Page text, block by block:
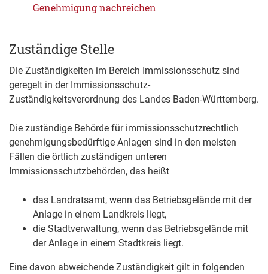
Genehmigung nachreichen
Zuständige Stelle
Die Zuständigkeiten im Bereich Immissionsschutz sind
geregelt in der Immissionsschutz-
Zuständigkeitsverordnung des Landes Baden-Württemberg.
Die zuständige Behörde für immissionsschutzrechtlich
genehmigungsbedürftige Anlagen sind in den meisten
Fällen die örtlich zuständigen unteren
Immissionsschutzbehörden, das heißt
das Landratsamt, wenn das Betriebsgelände mit der
Anlage in einem Landkreis liegt,
die Stadtverwaltung, wenn das Betriebsgelände mit
der Anlage in einem Stadtkreis liegt.
Eine davon abweichende Zuständigkeit gilt in folgenden